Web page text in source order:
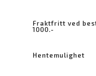
Fraktfritt ved
1000.-
Hentemulighet